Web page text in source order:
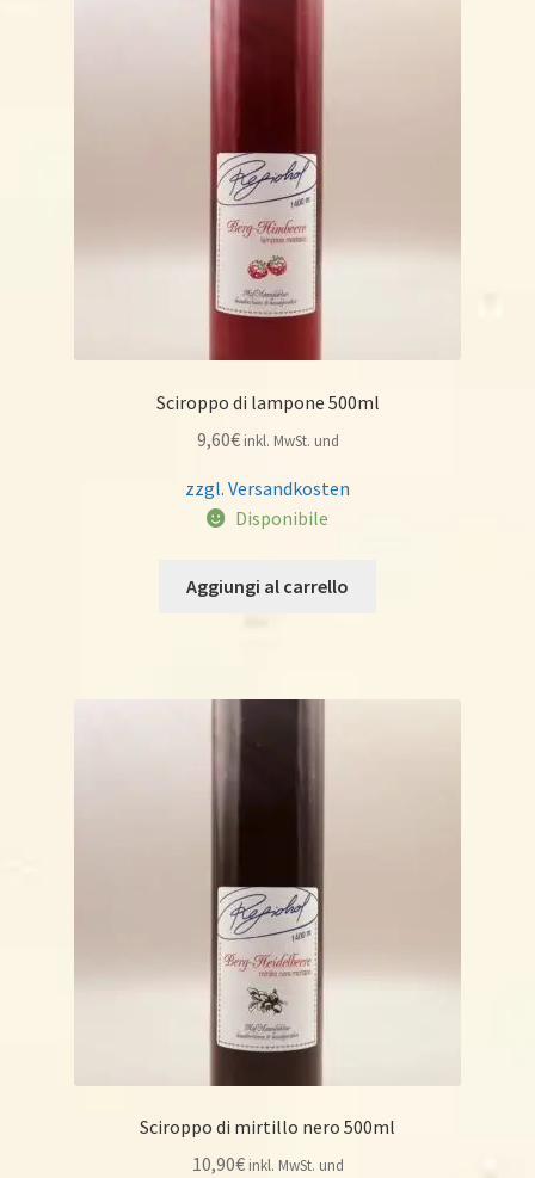
Sciroppo di lampone 500ml
9,60€ inkl. MwSt. und
zzgl. Versandkosten
Disponibile
Aggiungi al carrello
Sciroppo di mirtillo nero 500ml
10,90€ inkl. MwSt. und